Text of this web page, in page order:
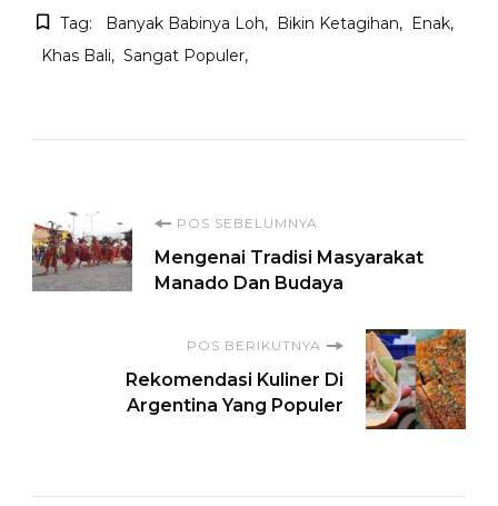
Tag: Banyak Babinya Loh Bikin Ketagihan
Enak
Khas Bali
Sangat Populer
Navigasi
Artikel
POS SEBELUMNYA
Mengenai Tradisi Masyarakat
Manado Dan Budaya
POS BERIKUTNYA
Rekomendasi Kuliner Di
Argentina Yang Populer